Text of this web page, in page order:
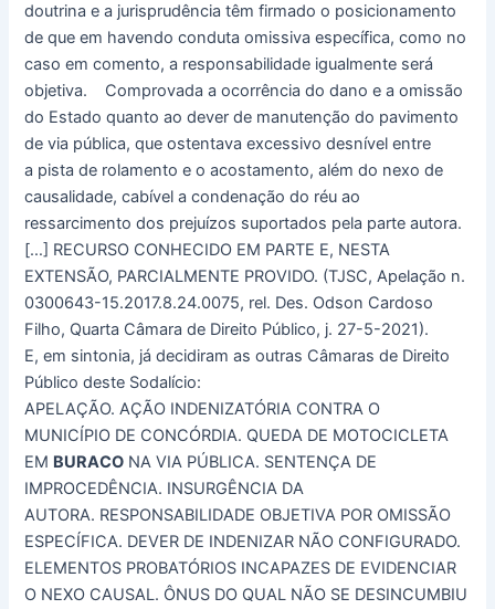
doutrina e a jurisprudência têm firmado o posicionamento
de que em havendo conduta omissiva específica, como no
caso em comento, a responsabilidade igualmente será
objetiva. Comprovada a ocorrência do dano e a omissão
do Estado quanto ao dever de manutenção do pavimento
de via pública, que ostentava excessivo desnível entre
a pista de rolamento e o acostamento, além do nexo de
causalidade, cabível a condenação do réu ao
ressarcimento dos prejuízos suportados pela parte autora.
[…] RECURSO CONHECIDO EM PARTE E, NESTA
EXTENSÃO, PARCIALMENTE PROVIDO. (TJSC, Apelação n.
0300643-15.2017.8.24.0075, rel. Des. Odson Cardoso
Filho, Quarta Câmara de Direito Público, j. 27-5-2021).
E, em sintonia, já decidiram as outras Câmaras de Direito
Público deste Sodalício:
APELAÇÃO. AÇÃO INDENIZATÓRIA CONTRA O
MUNICÍPIO DE CONCÓRDIA. QUEDA DE MOTOCICLETA
EM BURACO NA VIA PÚBLICA. SENTENÇA DE
IMPROCEDÊNCIA. INSURGÊNCIA DA
AUTORA. RESPONSABILIDADE OBJETIVA POR OMISSÃO
ESPECÍFICA. DEVER DE INDENIZAR NÃO CONFIGURADO.
ELEMENTOS PROBATÓRIOS INCAPAZES DE EVIDENCIAR
O NEXO CAUSAL. ÔNUS DO QUAL NÃO SE DESINCUMBIU